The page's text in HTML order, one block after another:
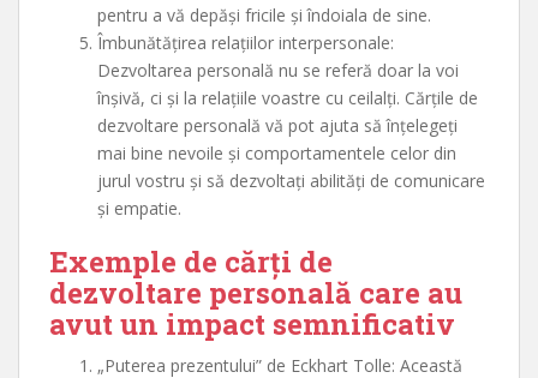
pentru a vă depăși fricile și îndoiala de sine.
Îmbunătățirea relațiilor interpersonale:
Dezvoltarea personală nu se referă doar la voi
înșivă, ci și la relațiile voastre cu ceilalți. Cărțile de
dezvoltare personală vă pot ajuta să înțelegeți
mai bine nevoile și comportamentele celor din
jurul vostru și să dezvoltați abilități de comunicare
și empatie.
Exemple de cărți de
dezvoltare personală care au
avut un impact semnificativ
„Puterea prezentului” de Eckhart Tolle: Această